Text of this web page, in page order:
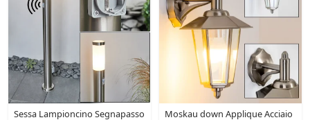
Sessa Lampioncino Segnapasso
Moskau down Applique Acciaio